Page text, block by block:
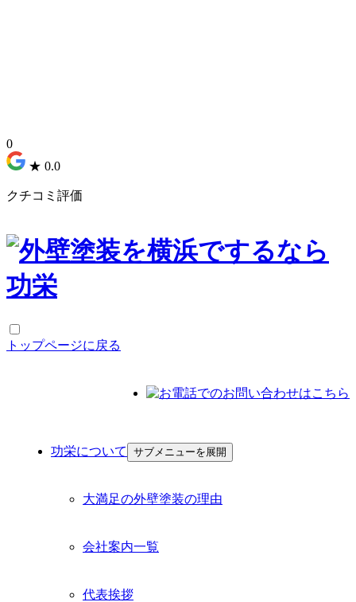
0
★ 0.0
クチコミ評価
功栄について サブメニューを展開
大満足の外壁塗装の理由
会社案内一覧
代表挨拶
トップページに戻る